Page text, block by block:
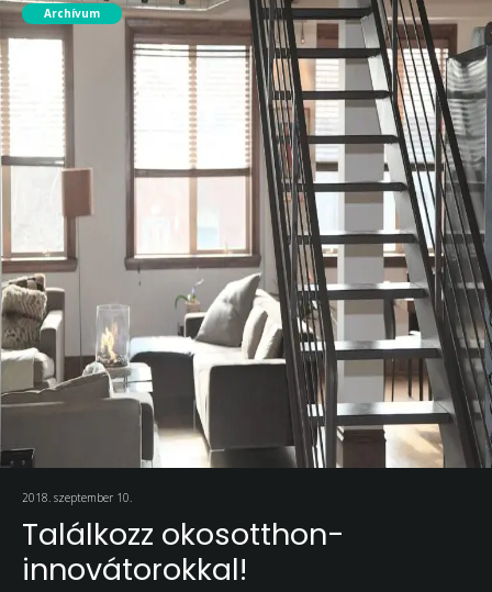
Archívum
2018. szeptember 10.
Találkozz okosotthon-
innovátorokkal!